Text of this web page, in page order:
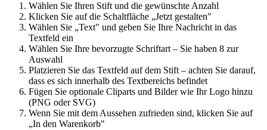
Wählen Sie Ihren Stift und die gewünschte Anzahl
Klicken Sie auf die Schaltfläche „Jetzt gestalten"
Wählen Sie „Text" und geben Sie Ihre Nachricht in das
Textfeld ein
Wählen Sie Ihre bevorzugte Schriftart – Sie haben 8 zur
Auswahl
Platzieren Sie das Textfeld auf dem Stift – achten Sie darauf,
dass es sich innerhalb des Textbereichs befindet
Fügen Sie optionale Cliparts und Bilder wie Ihr Logo hinzu
(PNG oder SVG)
Wenn Sie mit dem Aussehen zufrieden sind, klicken Sie auf
„In den Warenkorb"